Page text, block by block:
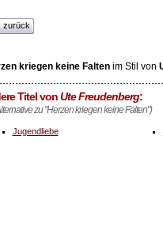
zurück
kriegen keine Faltenim Stil von
Titel vonUte Freudenberg:
zu "Herzen kriegen keine Falten")
Jugendliebe